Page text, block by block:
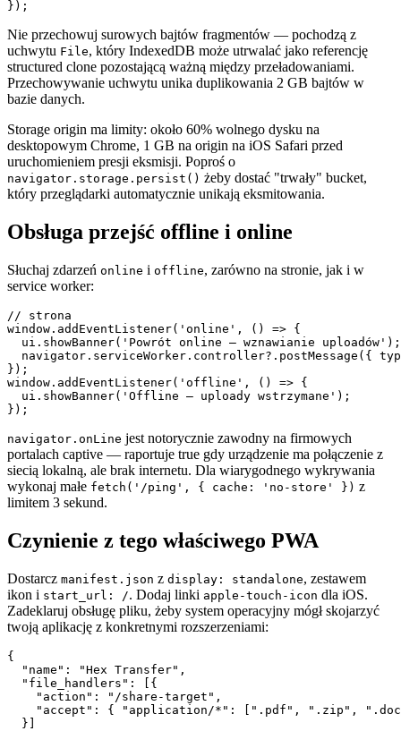
Nie przechowuj surowych bajtów fragmentów — pochodzą z
uchwytu File, który IndexedDB może utrwalać jako referencję
structured clone pozostającą ważną między przeładowaniami.
Przechowywanie uchwytu unika duplikowania 2 GB bajtów w
bazie danych.
Storage origin ma limity: około 60% wolnego dysku na
desktopowym Chrome, 1 GB na origin na iOS Safari przed
uruchomieniem presji eksmisji. Poproś o
navigator.storage.persist() żeby dostać "trwały" bucket,
który przeglądarki automatycznie unikają eksmitowania.
Obsługa przejść offline i online
Słuchaj zdarzeń online i offline, zarówno na stronie, jak i w
service worker:
// strona
window.addEventListener('online', () => {
  ui.showBanner('Powrót online — wznawianie uploadów');
navigator.serviceWorker.controller?.postMessage({
});
window.addEventListener('offline', () => {
  ui.showBanner('Offline — uploady wstrzymane');
navigator.onLine jest notorycznie zawodny na firmowych
portalach captive — raportuje true gdy urządzenie ma połączenie z
siecią lokalną, ale brak internetu. Dla wiarygodnego wykrywania
wykonaj małe fetch('/ping', { cache: 'no-store' }) z
limitem 3 sekund.
Czynienie z tego właściwego PWA
Dostarcz manifest.json z display: standalone, zestawem
ikon i start_url: /. Dodaj linki apple-touch-icon dla iOS.
Zadeklaruj obsługę pliku, żeby system operacyjny mógł skojarzyć
twoją aplikację z konkretnymi rozszerzeniami:
{
  "name": "Hex Transfer",
  "file_handlers": [{
    "action": "/share-target",
"accept": { "application/*": [".pdf", ".zip",
  }]